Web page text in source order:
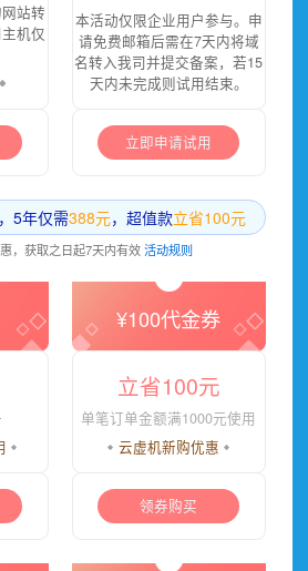
站转
机仅
本活动仅限企业用户参与。申
请免费邮箱后需在7天内将域
名转入我司并提交备案，若15
天内未完成则试用结束。
立即申请试用
5年仅需388元，超值款立省100元
，获取之日起7天内有效活动规则
¥100代金券
立省100元
单笔订单金额满1000元使用
云虚机新购优惠
领券购买